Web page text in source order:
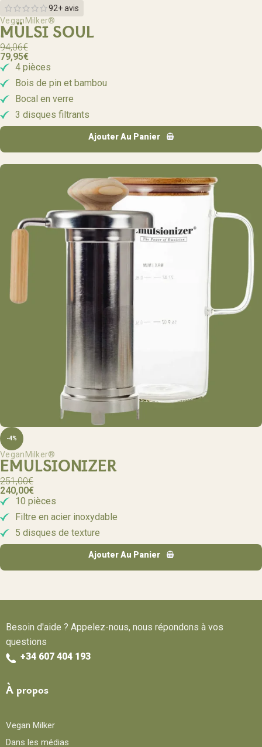
92+ avis
VeganMilker®
MÜLSI SOUL
94,06€
79,95€
4 pièces
Bois de pin et bambou
Bocal en verre
3 disques filtrants
Ajouter Au Panier
-4%
VeganMilker®
EMULSIONIZER
251,00€
240,00€
10 pièces
Filtre en acier inoxydable
5 disques de texture
Ajouter Au Panier
Besoin d'aide ? Appelez-nous, nous répondons à vos
questions
+34 607 404 193
À propos
Vegan Milker
Dans les médias